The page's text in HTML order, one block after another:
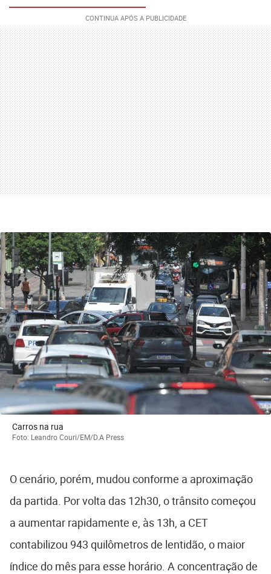
histórico
Carros na rua
Foto: Leandro Couri/EM/D.A Press
O cenário, porém, mudou conforme a aproximação
da partida. Por volta das 12h30, o trânsito começou
a aumentar rapidamente e, às 13h, a CET
contabilizou 943 quilômetros de lentidão, o maior
índice do mês para esse horário. A concentração de